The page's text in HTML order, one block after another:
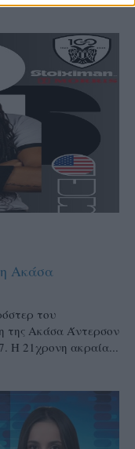
Ακάσα
του
της Ακάσα Άντερσον
Η 21χρονη ακραία...